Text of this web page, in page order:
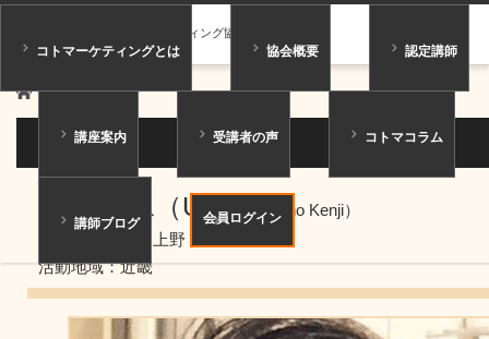
一般社団法人コトマーケティング協会
コトマーケティングとは 協会概要 認定講師
講座案内 受講者の声 コトマコラム
講師ブログ 会員ログイン
ホーム 講師紹介
講師紹介
上野 健二（Un） （Ueno Kenji）
ニックネーム：上野 健二
活動地域：近畿